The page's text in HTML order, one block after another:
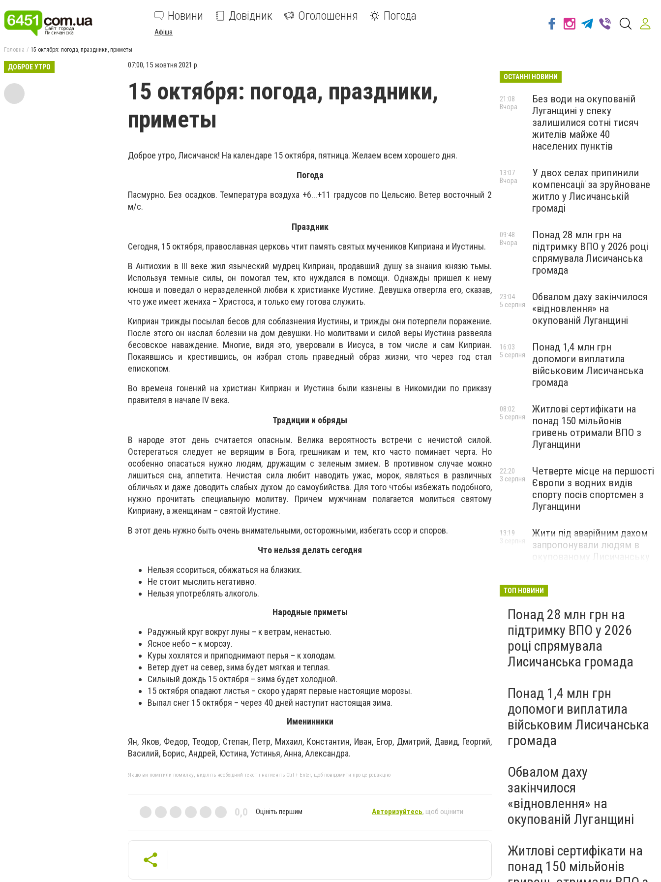
Новини Довідник Оголошення Погода
Афіша
Головна 15 октября: погода, праздники, приметы
ДОБРОЕ УТРО 07:00, 15 жовтня 2021 р.
15 октября: погода, праздники,
приметы
Доброе утро, Лисичанск! На календаре 15 октября, пятница. Желаем всем хорошего дня.
Погода
Пасмурно. Без осадков. Температура воздуха +6...+11 градусов по Цельсию. Ветер восточный 2
м/с.
Праздник
Сегодня, 15 октября, православная церковь чтит память святых мучеников Киприана и Иустины.
В Антиохии в III веке жил языческий мудрец Киприан, продавший душу за знания князю тьмы.
Используя темные силы, он помогал тем, кто нуждался в помощи. Однажды пришел к нему
юноша и поведал о неразделенной любви к христианке Иустине. Девушка отвергла его, сказав,
что уже имеет жениха – Христоса, и только ему готова служить.
Киприан трижды посылал бесов для соблазнения Иустины, и трижды они потерпели поражение.
После этого он наслал болезни на дом девушки. Но молитвами и силой веры Иустина развеяла
бесовское наваждение. Многие, видя это, уверовали в Иисуса, в том числе и сам Киприан.
Покаявшись и крестившись, он избрал столь праведный образ жизни, что через год стал
епископом.
Во времена гонений на христиан Киприан и Иустина были казнены в Никомидии по приказу
правителя в начале IV века.
Традиции и обряды
В народе этот день считается опасным. Велика вероятность встречи с нечистой силой.
Остерегаться следует не верящим в Бога, грешникам и тем, кто часто поминает черта. Но
особенно опасаться нужно людям, дружащим с зеленым змием. В противном случае можно
лишиться сна, аппетита. Нечистая сила любит наводить ужас, морок, являться в различных
обличьях и даже доводить слабых духом до самоубийства. Для того чтобы избежать подобного,
нужно прочитать специальную молитву. Причем мужчинам полагается молиться святому
Киприану, а женщинам – святой Иустине.
В этот день нужно быть очень внимательными, осторожными, избегать ссор и споров.
Что нельзя делать сегодня
Нельзя ссориться, обижаться на близких.
Не стоит мыслить негативно.
Нельзя употреблять алкоголь.
Народные приметы
Радужный круг вокруг луны – к ветрам, ненастью.
Ясное небо – к морозу.
Куры хохлятся и приподнимают перья – к холодам.
Ветер дует на север, зима будет мягкая и теплая.
Сильный дождь 15 октября – зима будет холодной.
15 октября опадают листья – скоро ударят первые настоящие морозы.
Выпал снег 15 октября – через 40 дней наступит настоящая зима.
Именинники
Ян, Яков, Федор, Теодор, Степан, Петр, Михаил, Константин, Иван, Егор, Дмитрий, Давид, Георгий,
Василий, Борис, Андрей, Юстина, Устинья, Анна, Александра.
Якщо ви помітили помилку, виділіть необхідний текст і натисніть Ctrl + Enter, щоб повідомити про це редакцію
0,0 Оцініть першим Авторизуйтесь, щоб оцінити
ОСТАННІ НОВИНИ
Без води на окупованій
Луганщині у спеку
залишилися сотні тисяч
жителів майже 40
населених пунктів
21:08
Вчора
У двох селах припинили
компенсації за зруйноване
житло у Лисичанській
громаді
13:07
Вчора
Понад 28 млн грн на
підтримку ВПО у 2026 році
спрямувала Лисичанська
громада
09:48
Вчора
Обвалом даху закінчилося
«відновлення» на
окупованій Луганщині
23:04
5 серпня
Понад 1,4 млн грн
допомоги виплатила
військовим Лисичанська
громада
16:03
5 серпня
Житлові сертифікати на
понад 150 мільйонів
гривень отримали ВПО з
Луганщини
08:02
5 серпня
Четверте місце на першості
Європи з водних видів
спорту посів спортсмен з
Луганщини
22:20
3 серпня
Жити під аварійним дахом
запропонували людям в
окупованому Лисичанську
13:19
3 серпня
ТОП НОВИНИ
Понад 28 млн грн на
підтримку ВПО у 2026
році спрямувала
Лисичанська громада
Понад 1,4 млн грн
допомоги виплатила
військовим Лисичанська
громада
Обвалом даху
закінчилося
«відновлення» на
окупованій Луганщині
Житлові сертифікати на
понад 150 мільйонів